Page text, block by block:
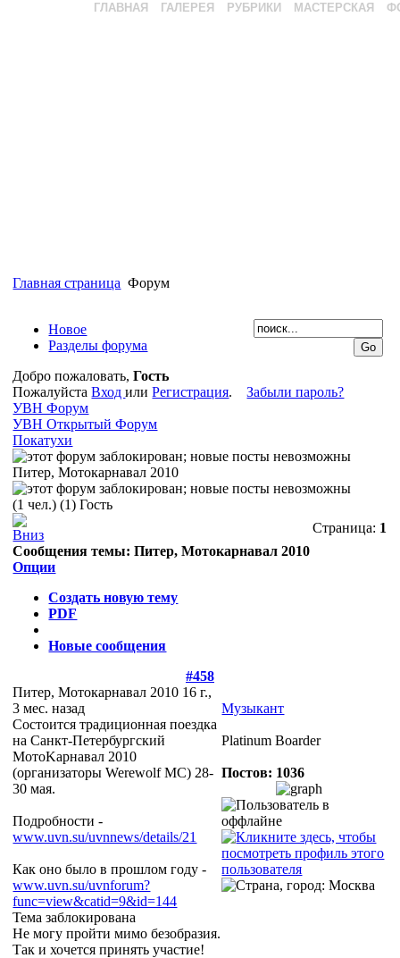
ГЛАВНАЯ ГАЛЕРЕЯ РУБРИКИ МАСТЕРСКАЯ
Главная страница Форум
Новое
Разделы форума
Добро пожаловать,Гость
ПожалуйстаВходилиРегистрация.Забыли пароль?
УВН Форум
УВН Открытый Форум
Покатухи
Питер, Мотокарнавал 2010
(1 чел.) (1) Гость
Страница: 1
Сообщения темы: Питер, Мотокарнавал 2010
Опции
Создать новую тему
PDF
Новые сообщения
#458
Питер, Мотокарнавал 2010 16 г.,
3 мес. назад
Состоится традиционная поездка
на Санкт-Петербургский
МотоKарнавал 2010
(организаторы Werewolf MC) 28-
30 мая.
Подробности -
www.uvn.su/uvnnews/details/21
Как оно было в прошлом году -
www.uvn.su/uvnforum?
func=view&catid=9&id=144
Музыкант
Platinum Boarder
Постов: 1036
Тема заблокирована
Не могу пройти мимо безобразия.
Так и хочется принять участие!